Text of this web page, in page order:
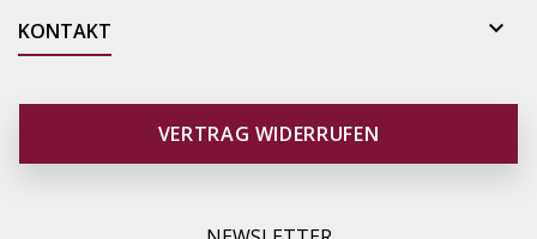
KONTAKT 
VERTRAG WIDERRUFEN